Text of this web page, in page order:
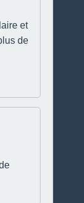
et
de